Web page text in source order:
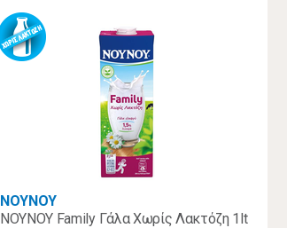
ΝΟΥΝΟΥ
ΝΟΥΝΟΥ Family Γάλα Χωρίς Λακτόζη 1lt